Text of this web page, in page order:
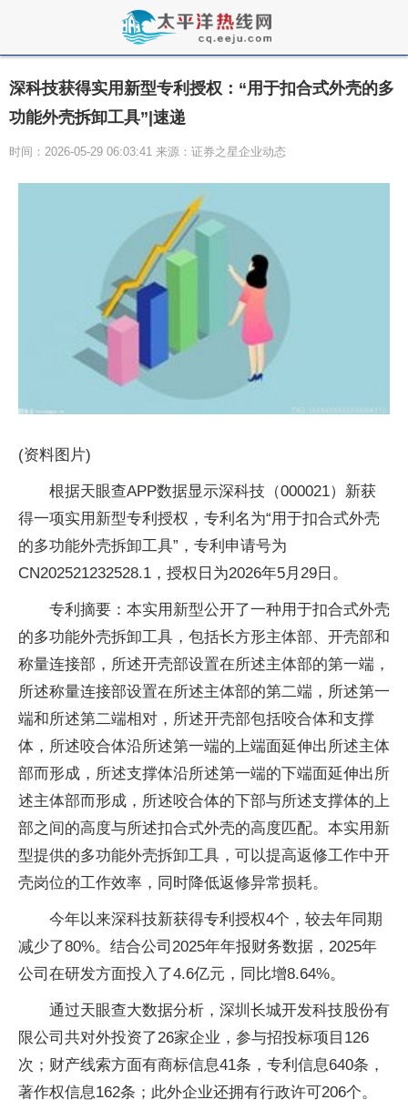
深科技获得实用新型专利授权：“用于扣合式外壳的多
功能外壳拆卸工具”|速递
时间：2026-05-29 06:03:41 来源：证券之星企业动态
(资料图片)
根据天眼查APP数据显示深科技（000021）新获
得一项实用新型专利授权，专利名为“用于扣合式外壳
的多功能外壳拆卸工具”，专利申请号为
CN202521232528.1，授权日为2026年5月29日。
专利摘要：本实用新型公开了一种用于扣合式外壳
的多功能外壳拆卸工具，包括长方形主体部、开壳部和
称量连接部，所述开壳部设置在所述主体部的第一端，
所述称量连接部设置在所述主体部的第二端，所述第一
端和所述第二端相对，所述开壳部包括咬合体和支撑
体，所述咬合体沿所述第一端的上端面延伸出所述主体
部而形成，所述支撑体沿所述第一端的下端面延伸出所
述主体部而形成，所述咬合体的下部与所述支撑体的上
部之间的高度与所述扣合式外壳的高度匹配。本实用新
型提供的多功能外壳拆卸工具，可以提高返修工作中开
壳岗位的工作效率，同时降低返修异常损耗。
今年以来深科技新获得专利授权4个，较去年同期
减少了80%。结合公司2025年年报财务数据，2025年
公司在研发方面投入了4.6亿元，同比增8.64%。
通过天眼查大数据分析，深圳长城开发科技股份有
限公司共对外投资了26家企业，参与招投标项目126
次；财产线索方面有商标信息41条，专利信息640条，
著作权信息162条；此外企业还拥有行政许可206个。